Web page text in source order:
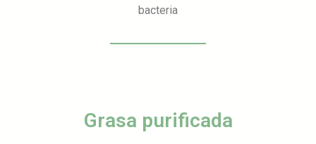
bacteria
Grasa purificada